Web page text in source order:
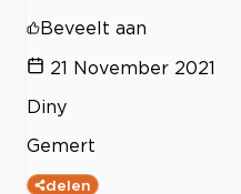
Beveelt aan
21 November 2021
Diny
Gemert
delen